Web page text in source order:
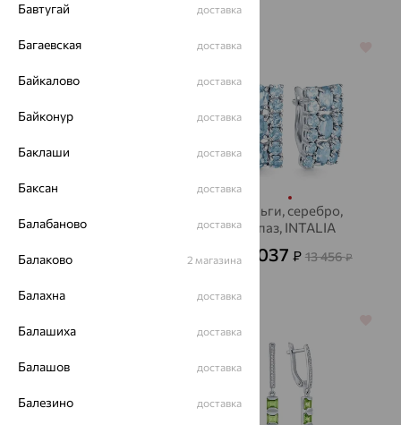
64%
гранат, INTALIA
от 3 476
70%
Серьги, серебро,
топаз, INTALIA
от 4 037 ₽ 13 456₽
Бавтугай доставка
Багаевская доставка
Байкалово доставка
Байконур доставка
Баклаши доставка
Баксан доставка
Балабаново доставка
Балаково 2 магазина
Балахна доставка
Балашиха доставка
Балашов доставка
Балезино доставка